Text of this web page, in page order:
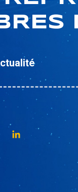
instagramLinkedIn